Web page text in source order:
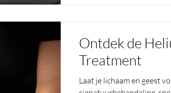
Ontdek de
Treatment
Laat je lichaam en geest